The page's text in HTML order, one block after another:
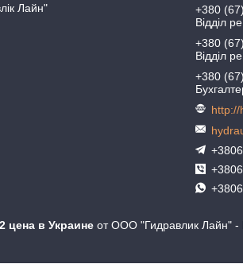
Лайн"
+380
Відділ
+380
Відділ
+380
http://
цена в Украине от ООО "Гидравлик Лайн" -